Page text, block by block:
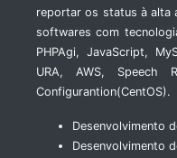
reportar os status à alta
softwares com
PHPAgi, JavaScript,
URA, AWS, Speech
Configurantion(CentOS).
Desenvolvimento
Desenvolvimento